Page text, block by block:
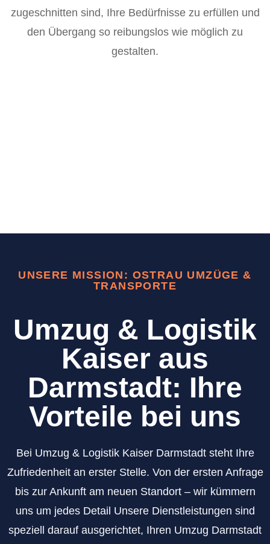
zugeschnitten sind, Ihre Bedürfnisse zu erfüllen und
den Übergang so reibungslos wie möglich zu
gestalten.
UNSERE MISSION: OSTRAU UMZÜGE &
TRANSPORTE
Umzug & Logistik
Kaiser aus
Darmstadt: Ihre
Vorteile bei uns
Bei Umzug & Logistik Kaiser Darmstadt steht Ihre
Zufriedenheit an erster Stelle. Von der ersten Anfrage
bis zur Ankunft am neuen Standort – wir kümmern
uns um jedes Detail Unsere Dienstleistungen sind
speziell darauf ausgerichtet, Ihren Umzug Darmstadt